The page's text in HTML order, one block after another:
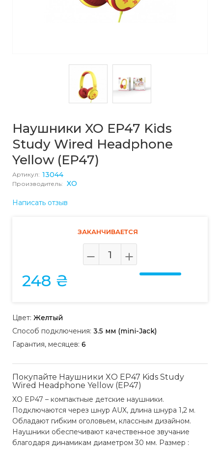
Наушники XO EP47 Kids
Study Wired Headphone
Yellow (EP47)
Артикул: 13044
Производитель: XO
Написать отзыв
ЗАКАНЧИВАЕТСЯ
248 ₴
Цвет: Желтый
Способ подключения: 3.5 мм (mini-Jack)
Гарантия, месяцев: 6
Покупайте Наушники XO EP47 Kids Study
Wired Headphone Yellow (EP47)
XO EP47 – компактные детские наушники.
Подключаются через шнур AUX, длина шнура 1,2 м.
Обладают гибким оголовьем, классным дизайном.
Наушники обеспечивают качественное звучание
благодаря динамикам диаметром 30 мм. Размер :